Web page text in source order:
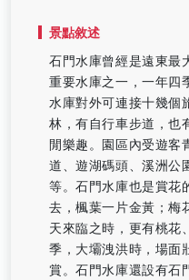
景點敘述
石門水庫曾經是遠東最
重要水庫之一，一年四
水庫對外可連接十幾個
林，有自行車步道，也
閒樂趣。園區內受遊客
道、遊湖碼頭、溪洲公
等。石門水庫也是賞花
去，楓葉一片金黃；梅
天來臨之時，更有桃花
季，大壩洩洪時，場面
賞。石門水庫還設有石